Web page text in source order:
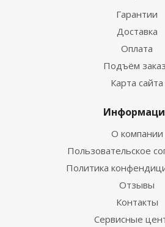
Гарантии
Доставка
Оплата
Подъём
Карта сайта
О компании
Пользовательское
Политика
Отзывы
Контакты
Сервисные